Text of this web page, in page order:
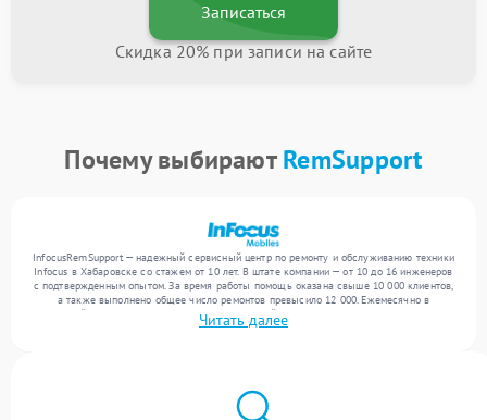
Записаться
Скидка 20% при записи на сайте
Почему выбираютRemSupport
InfocusRemSupport — надежный сервисный центр по ремонту и обслуживанию техники
Infocus в Хабаровске со стажем от 10 лет. В штате компании — от 10 до 16 инженеров
с подтвержденным опытом. За время работы помощь оказана свыше 10 000 клиентов,
а также выполнено общее число ремонтов превысило 12 000. Ежемесячно в
сервисный центр поступает более 300 обращений, включая , , . Мы устраняем поломки
любой сложности и гарантируем высокое качество обслуживания благодаря
Читать далее